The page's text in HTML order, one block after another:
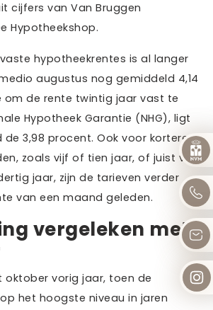
cijfers van Van Bruggen
Hypotheekshop.
hypotheekrentes is al langer
augustus nog gemiddeld 4,14
de rente twintig jaar vast te
Hypotheek Garantie (NHG), ligt
3,98 procent. Ook voor kortere
zoals vijf of tien jaar, of juist voor
jaar, zijn de tarieven verder
van een maand geleden.
vergeleken met
oktober vorig jaar, toen de
het hoogste niveau in jaren